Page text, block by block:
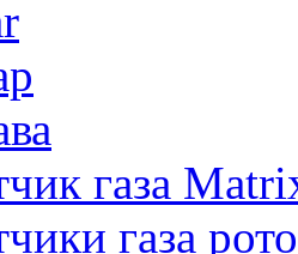
газа
газа